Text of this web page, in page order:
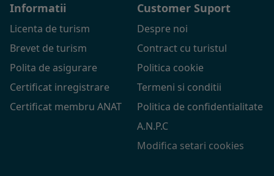
Informatii
Licenta de turism
Brevet de turism
Polita de asigurare
Certificat inregistrare
Certificat membru ANAT
Customer Suport
Despre noi
Contract cu turistul
Politica cookie
Termeni si conditii
Politica de confidentialitate
A.N.P.C
Modifica setari cookies